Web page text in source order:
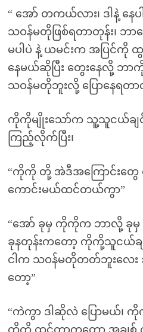
“ အော် တကယ်လား၊ ဒါနဲ့ န
သဝန်မတိုဖြစ်ရတာတုန်း၊
မပါပဲ နဲ့ ယမင်းက အပြင်ကို
နေမယ်ဆိုပြီး တွေးနေလို့ ဘ
သဝန်မတိုဘူးလို့ ပြောနေရတာ
ကိုကိုမျိုးသော်က သူ့သူငယ်ခ
ကြည့်လိုက်ပြီး၊
“ကိုကို တို့ အဲဒီအကြောင်းတွေ န
ကောင်းမယ်ထင်တယ်ကွာ”
“အော် ခုမှ ကိုကိုက ဘာလို့ ခုမှ
ခုနတုန်းကတော့ ကိုကို့သူငယ်
ငါက သဝန်မတိုတတ်ဘူးလေး ဘာ
တော့”
“ကဲကွာ ဒါဆိုလဲ ပြောမယ်၊
ကိုကို ထင်တာကတော့ အချစ်